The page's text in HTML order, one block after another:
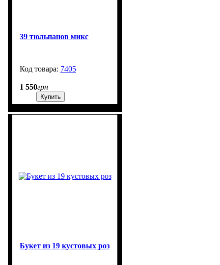
39 тюльпанов микс
7405
1 550грн
Купить
Букет из 19 кустовых роз